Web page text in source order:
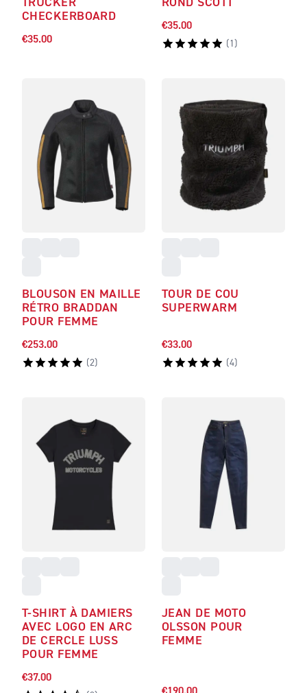
TRUCKER
CHECKERBOARD
€35.00
ROND SCOTT
€35.00
( 1 )
BLOUSON EN MAILLE
RÉTRO BRADDAN
POUR FEMME
€253.00
(2)
TOUR DE COU
SUPERWARM
€33.00
(4)
T-SHIRT À DAMIERS
AVEC LOGO EN ARC
DE CERCLE LUSS
POUR FEMME
€37.00
JEAN DE MOTO
OLSSON POUR
FEMME